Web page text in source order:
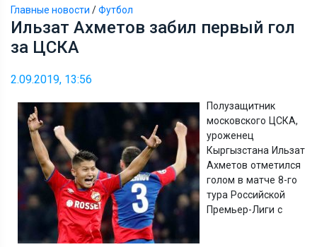
Главные новости /Футбол
Ильзат Ахметов забил первый гол
за ЦСКА
2.09.2019, 13:56
Полузащитник
московского ЦСКА,
уроженец
Кыргызстана Ильзат
Ахметов отметился
голом в матче 8-го
тура Российской
Премьер-Лиги с